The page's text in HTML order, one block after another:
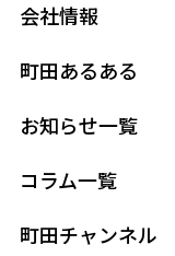
会社情報
町田あるある
お知らせ一覧
コラム一覧
町田チャンネル